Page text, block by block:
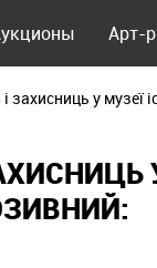
Арт-
захисниць у